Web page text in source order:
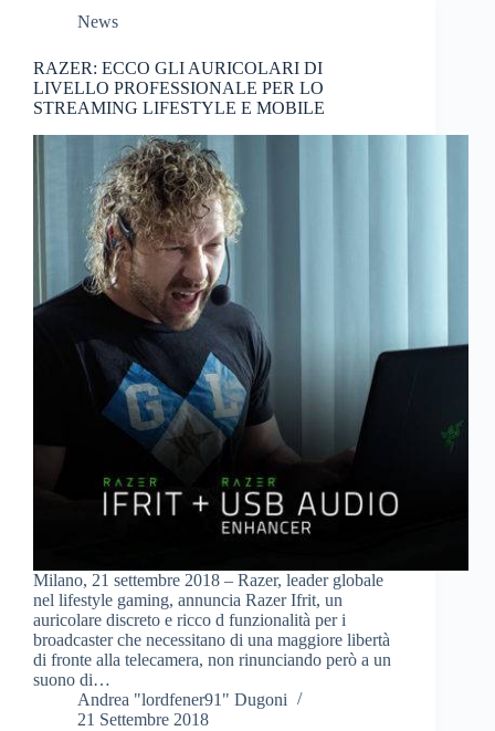
News
RAZER: ECCO GLI AURICOLARI DI
LIVELLO PROFESSIONALE PER LO
STREAMING LIFESTYLE E MOBILE
Milano, 21 settembre 2018 – Razer, leader globale
nel lifestyle gaming, annuncia Razer Ifrit, un
auricolare discreto e ricco d funzionalità per i
broadcaster che necessitano di una maggiore libertà
di fronte alla telecamera, non rinunciando però a un
suono di…
Andrea "lordfener91" Dugoni
21 Settembre 2018